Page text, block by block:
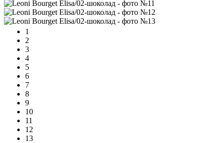
1
2
3
4
5
6
7
8
9
10
11
12
13